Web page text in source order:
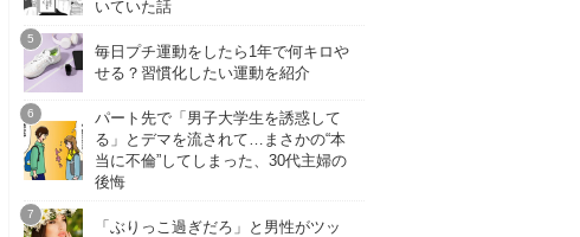
いていた話
毎日プチ運動をしたら1年で何キロや
せる？習慣化したい運動を紹介
パート先で「男子大学生を誘惑して
る」とデマを流されて…まさかの“本
当に不倫”してしまった、30代主婦の
後悔
「ぶりっこ過ぎだろ」と男性がツッ